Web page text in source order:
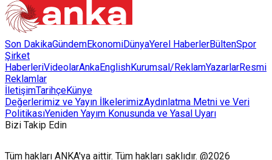
Son DakikaGündemEkonomiDünyaYerel HaberlerBültenSpor
Şirket
HaberleriVideolarAnkaEnglishKurumsal/ReklamYazarlarResmi
Reklamlar
İletişimTarihçeKünye
Değerlerimiz ve Yayın İlkelerimizAydınlatma Metni ve Veri
PolitikasıYeniden Yayım Konusunda ve Yasal Uyarı
Bizi Takip Edin
Tüm hakları ANKA'ya aittir. Tüm hakları saklıdır. @2026